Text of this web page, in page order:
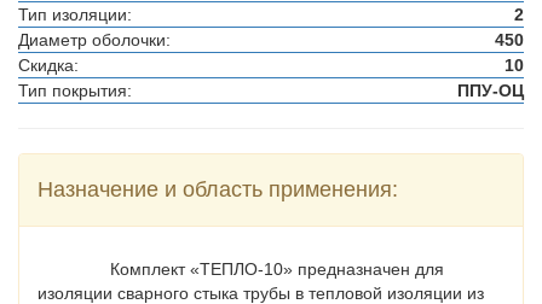
Тип изоляции:
2
Диаметр оболочки:
450
Скидка:
10
Тип покрытия:
ППУ-ОЦ
Назначение и область применения:
Комплект «ТЕПЛО-10» предназначен для
изоляции сварного стыка трубы в тепловой изоляции из